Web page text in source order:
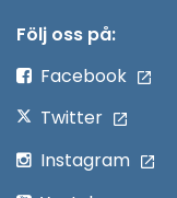
Följ oss på:
Facebook
Twitter
Instagram